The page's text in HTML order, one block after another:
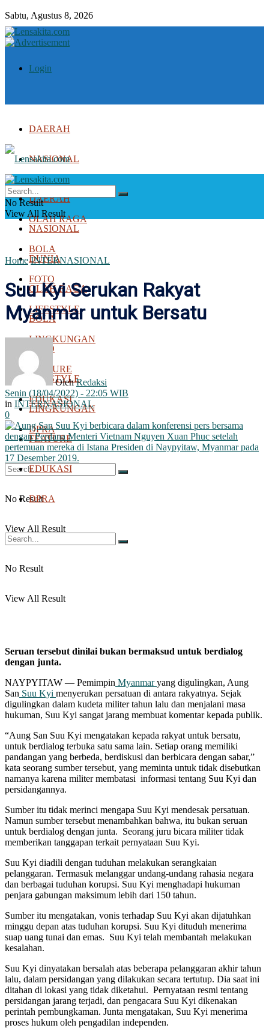
Sabtu, Agustus 8, 2026
Login
DAERAH
NASIONAL
DUNIA
OLAH RAGA
BOLA
FOTO
LIFESTYLE
LINGKUNGAN
FEATURE
EDUKASI
DPRA
No Result
View All Result
DAERAH
NASIONAL
DUNIA
OLAH RAGA
BOLA
FOTO
LIFESTYLE
LINGKUNGAN
FEATURE
EDUKASI
DPRA
No Result
View All Result
No Result
View All Result
Home INTERNASIONAL
Suu Kyi Serukan Rakyat
Myanmar untuk Bersatu
Oleh Redaksi
Senin (18/04/2022) - 22:05 WIB
in INTERNASIONAL
0
Seruan tersebut dinilai bukan bermaksud untuk berdialog
dengan junta.
NAYPYITAW — Pemimpin Myanmaryang digulingkan, Aung
San Suu Kyi menyerukan persatuan di antara rakyatnya. Sejak
digulingkan dalam kudeta militer tahun lalu dan menjalani masa
hukuman, Suu Kyi sangat jarang membuat komentar kepada publik.
“Aung San Suu Kyi mengatakan kepada rakyat untuk bersatu,
untuk berdialog terbuka satu sama lain. Setiap orang memiliki
pandangan yang berbeda, berdiskusi dan berbicara dengan sabar,”
kata seorang sumber tersebut, yang meminta untuk tidak disebutkan
namanya karena militer membatasi informasi tentang Suu Kyi dan
persidangannya.
Sumber itu tidak merinci mengapa Suu Kyi mendesak persatuan.
Namun sumber tersebut menambahkan bahwa, itu bukan seruan
untuk berdialog dengan junta. Seorang juru bicara militer tidak
memberikan tanggapan terkait pernyataan Suu Kyi.
Suu Kyi diadili dengan tuduhan melakukan serangkaian
pelanggaran. Termasuk melanggar undang-undang rahasia negara
dan berbagai tuduhan korupsi. Suu Kyi menghadapi hukuman
penjara gabungan maksimum lebih dari 150 tahun.
Sumber itu mengatakan, vonis terhadap Suu Kyi akan dijatuhkan
minggu depan atas tuduhan korupsi. Suu Kyi dituduh menerima
suap uang tunai dan emas. Suu Kyi telah membantah melakukan
kesalahan.
Suu Kyi dinyatakan bersalah atas beberapa pelanggaran akhir tahun
lalu, dalam persidangan yang dilakukan secara tertutup. Dia saat ini
ditahan di lokasi yang tidak diketahui. Pernyataan resmi tentang
persidangan jarang terjadi, dan pengacara Suu Kyi dikenakan
perintah pembungkaman. Junta mengatakan, Suu Kyi menerima
proses hukum oleh pengadilan independen.